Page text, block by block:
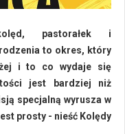
pastorałek i
to okres, który
i to co wydaje się
jest bardziej niż
specjalną wyrusza w
prosty - nieść Kolędy